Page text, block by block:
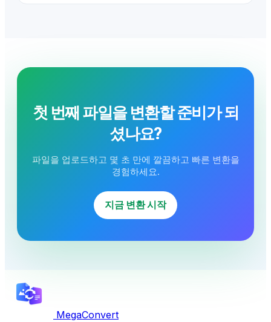
첫 번째 파일을 변환할 준비가 되
셨나요?
파일을 업로드하고 몇 초 만에 깔끔하고 빠른 변환을
경험하세요.
지금 변환 시작
MegaConvert